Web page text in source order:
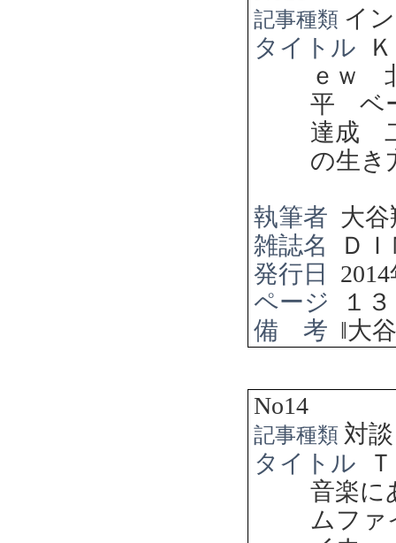
記事種類 イ
タイトル
ｅｗ
平 ベ
達成
の生き
執筆者 大
雑誌名
Ｄ
発行日
2014
ページ
１
備 考 ‖大
No14
記事種類 対談
タイトル
音楽に
ムファ